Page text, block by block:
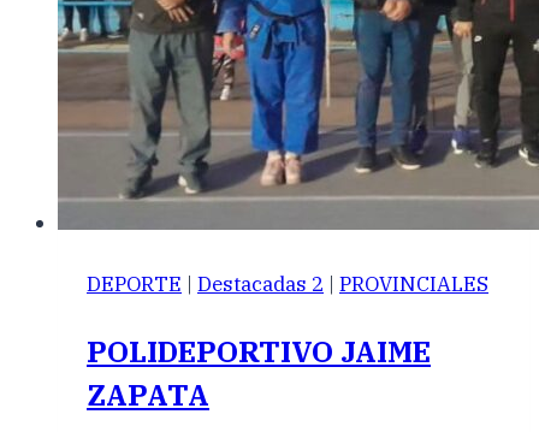
DEPORTE | Destacadas 2 | PROVINCIALES
POLIDEPORTIVO JAIME
ZAPATA